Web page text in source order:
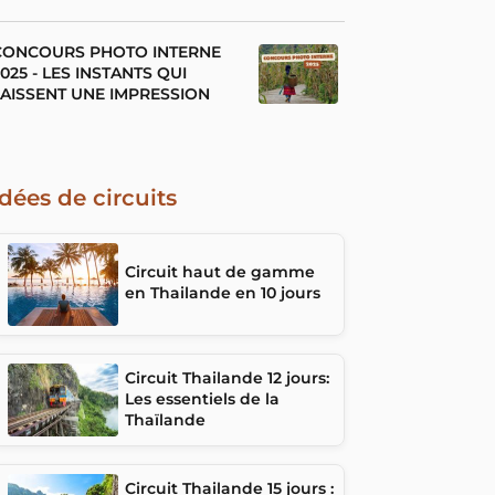
PHOTO INTERNE
- LES INSTANTS QUI
UNE IMPRESSION
de circuits
Circuit haut de gamme
en Thailande en 10 jours
Circuit Thailande 12 jours:
Les essentiels de la
Thaïlande
Circuit Thailande 15 jours :